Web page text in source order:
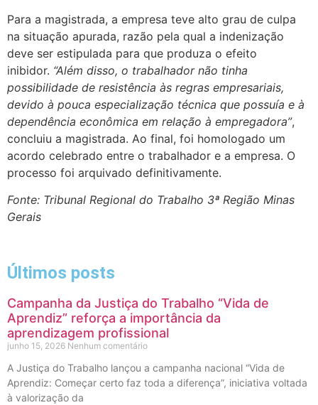
Para a magistrada, a empresa teve alto grau de culpa
na situação apurada, razão pela qual a indenização
deve ser estipulada para que produza o efeito
inibidor. “Além disso, o trabalhador não tinha
possibilidade de resistência às regras empresariais,
devido à pouca especialização técnica que possuía e à
dependência econômica em relação à empregadora”,
concluiu a magistrada. Ao final, foi homologado um
acordo celebrado entre o trabalhador e a empresa. O
processo foi arquivado definitivamente.
Fonte: Tribunal Regional do Trabalho 3ª Região Minas
Gerais
Últimos posts
Campanha da Justiça do Trabalho “Vida de
Aprendiz” reforça a importância da
aprendizagem profissional
junho 15, 2026 Nenhum comentário
A Justiça do Trabalho lançou a campanha nacional “Vida de
Aprendiz: Começar certo faz toda a diferença”, iniciativa voltada
à valorização da